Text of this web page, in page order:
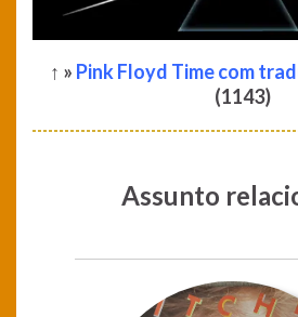
↑ » Pink Floyd Time com
(1143)
Assunto